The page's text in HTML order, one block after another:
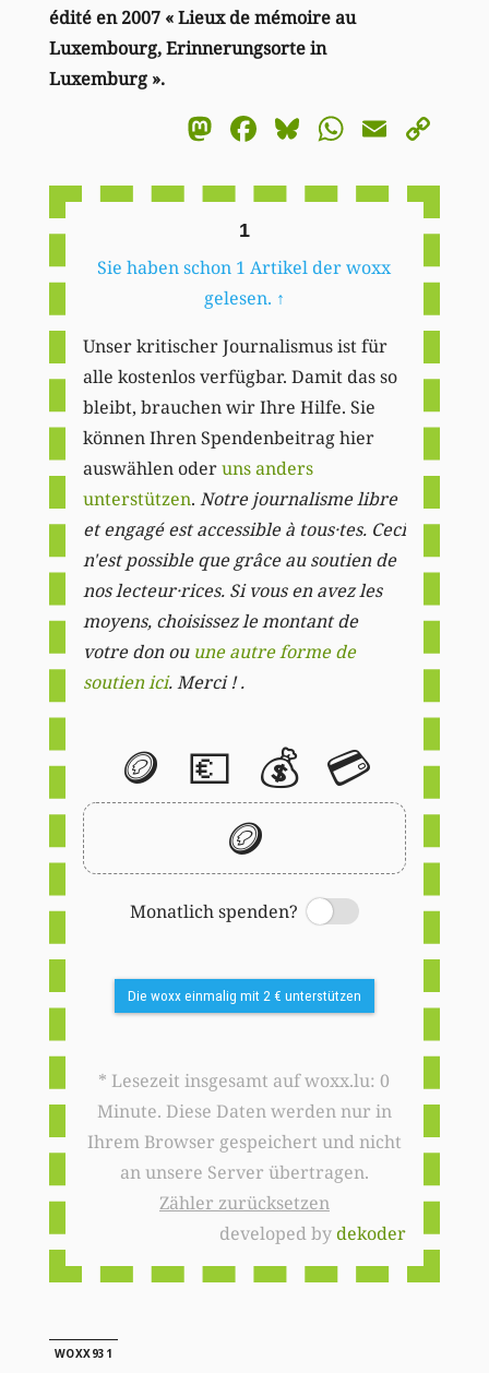
édité en 2007 « Lieux de mémoire au
Luxembourg, Erinnerungsorte in
Luxemburg ».
Mastodon
Facebook
BlueskyEmail
1
Sie haben schon 1 Artikel der woxx
gelesen. ↑
Unser kritischer Journalismus ist für
alle kostenlos verfügbar. Damit das so
bleibt, brauchen wir Ihre Hilfe. Sie
können Ihren Spendenbeitrag hier
auswählen oderuns anders
unterstützen. Notre journalisme libre
et engagé est accessible à tous·tes. Ceci
n'est possible que grâce au soutien de
nos lecteur·rices. Si vous en avez les
moyens, choisissez le montant de
votre don ou une autre forme de
soutien ici. Merci ! .
🪙 💶 💰 💳
🪙
Monatlich spenden?
Switch
Die woxx einmalig mit 2 € unterstützen
* Lesezeit insgesamt auf woxx.lu: 0
Minute. Diese Daten werden nur in
Ihrem Browser gespeichert und nicht
an unsere Server übertragen.
Zähler zurücksetzen
developed bydekoder
WOXX931